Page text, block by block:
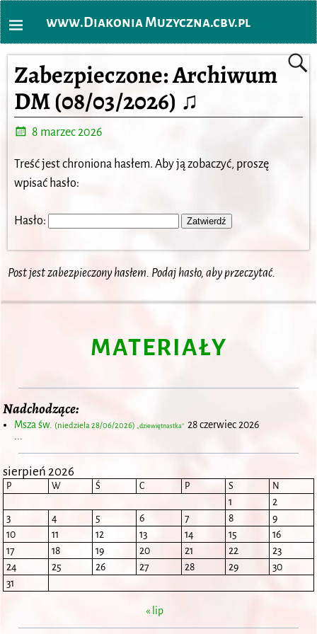
www.Diakonia Muzyczna.cbv.pl
Zabezpieczone: Archiwum
DM (08/03/2026) ♫
8 marzec 2026
Treść jest chroniona hasłem. Aby ją zobaczyć, proszę
wpisać hasło:
Hasło:
Post jest zabezpieczony hasłem. Podaj hasło, aby przeczytać.
MATERIAŁY
Nadchodzące:
Msza św. (niedziela 28/06/2026) „dziewiętnastka” 28 czerwiec 2026
sierpień 2026
P W Ś C P S N
1
2
3
4 5 6 7 8
9
10
11 12 13 14 15
16
17
18 19 20 21 22
23
24
25 26 27 28 29
30
31
« lip